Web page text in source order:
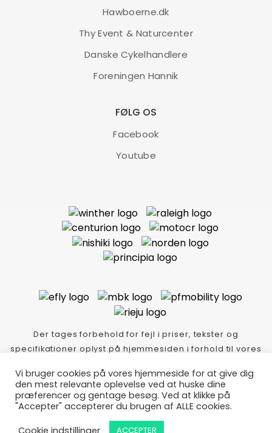
Hawboerne.dk
Thy Event & Naturcenter
Danske Cykelhandlere
Foreningen Hannik
FØLG OS
Facebook
Youtube
Der tages forbehold for fejl i priser, tekster og
specifikationer oplyst på hjemmesiden i forhold til vores
Thycykler.dk Idé-tekst-foto Copyright
Lindskog/event/kommunikation/m: 40282340-
Glæde/Klitmøller - webdesign Mozo.dk
Vi bruger cookies på vores hjemmeside for at give dig
den mest relevante oplevelse ved at huske dine
præferencer og gentage besøg. Ved at klikke på
"Accepter" accepterer du brugen af ALLE cookies.
Cookie indstillinger
ACCEPTER